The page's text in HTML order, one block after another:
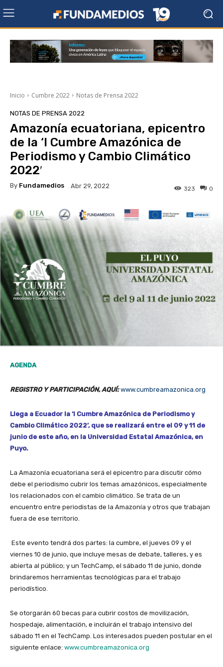
Inicio Cumbre 2022 Notas de Prensa 2022
NOTAS DE PRENSA 2022
Amazonía ecuatoriana, epicentro
de la ‘I Cumbre Amazónica de
Periodismo y Cambio Climático
2022′
By Fundamedios Abr 29, 2022 0
323
AGENDA
REGISTRO Y PARTICIPACIÓN, AQUÍ: www.cumbreamazonica.org
Llega a Ecuador la ‘I Cumbre Amazónica de Periodismo y
Cambio Climático 2022’, que se realizará entre el 09 y 11 de
junio de este año, en la Universidad Estatal Amazónica, en
Puyo.
La Amazonía ecuatoriana será el epicentro para discutir cómo
debe el periodismo cubrir los temas amazónicos, especialmente
los relacionados con el cambio climático. Se trata de un
encuentro entre periodistas de la Amazonía y otros que trabajan
fuera de ese territorio.
Este evento tendrá dos partes: la cumbre, el jueves 09 y el
viernes 10 de junio, que incluye mesas de debate, talleres, y es
abierta al público; y un TechCamp, el sábado 11 de junio, donde
brindaremos herramientas tecnológicas para el trabajo
periodístico.
Se otorgarán 60 becas para cubrir costos de movilización,
hospedaje, alimentación, e incluirán el trabajo intensivo del
sábado 11 en el TechCamp. Los interesados pueden postular en el
siguiente enlace: www.cumbreamazonica.org